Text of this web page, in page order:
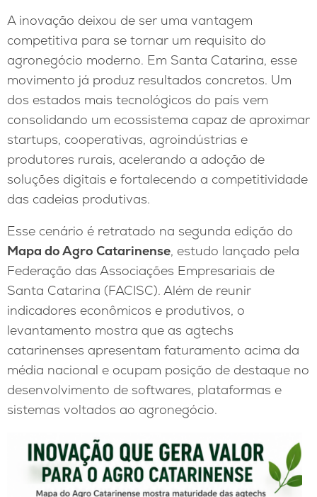
A inovação deixou de ser uma vantagem
competitiva para se tornar um requisito do
agronegócio moderno. Em Santa Catarina, esse
movimento já produz resultados concretos. Um
dos estados mais tecnológicos do país vem
consolidando um ecossistema capaz de aproximar
startups, cooperativas, agroindústrias e
produtores rurais, acelerando a adoção de
soluções digitais e fortalecendo a competitividade
das cadeias produtivas.
Esse cenário é retratado na segunda edição do
Mapa do Agro Catarinense, estudo lançado pela
Federação das Associações Empresariais de
Santa Catarina (FACISC). Além de reunir
indicadores econômicos e produtivos, o
levantamento mostra que as agtechs
catarinenses apresentam faturamento acima da
média nacional e ocupam posição de destaque no
desenvolvimento de softwares, plataformas e
sistemas voltados ao agronegócio.